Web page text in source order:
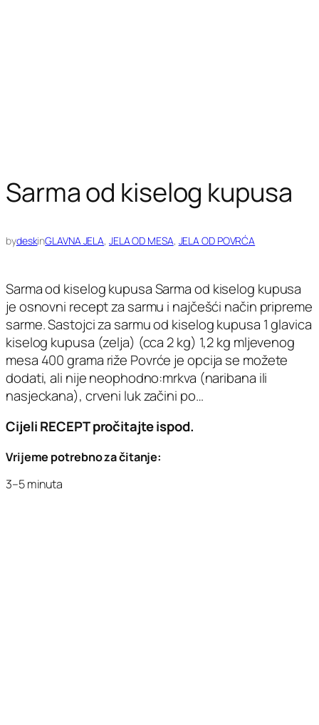
Sarma od kiselog kupusa
bydeskinGLAVNA JELA, JELA OD MESA, JELA OD POVRĆA
Sarma od kiselog kupusa Sarma od kiselog kupusa
je osnovni recept za sarmu i najčešći način pripreme
sarme. Sastojci za sarmu od kiselog kupusa 1 glavica
kiselog kupusa (zelja) (cca 2 kg) 1,2 kg mljevenog
mesa 400 grama riže Povrće je opcija se možete
dodati, ali nije neophodno:mrkva (naribana ili
nasjeckana), crveni luk začini po…
Cijeli RECEPT pročitajte ispod.
Vrijeme potrebno za čitanje:
3–5 minuta